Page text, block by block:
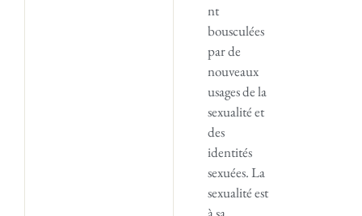
nt
bousculées
par de
nouveaux
usages de la
sexualité et
des
identités
sexuées. La
sexualité est